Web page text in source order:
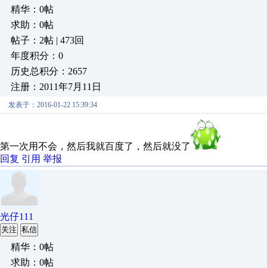
精华：0帖
求助：0帖
帖子：2帖 | 473回
年度积分：0
历史总积分：2657
注册：2011年7月11日
发表于：2016-01-22 15:39:34
第一次用不会，然后我就百度了，然后就没了
回复 引用 举报
光仔111
关注 私信
精华：0帖
求助：0帖